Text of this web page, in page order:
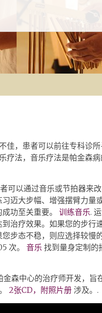
佳，患者可以前往专科诊
疗法，音乐疗法是帕金森病
可以通过音乐或节拍器来
迈大步幅、增强摆臂力量
功至关重要。 训练音乐.
治疗效果。如果您的步行
步态不稳，则应选择较慢
次。 音乐 找到量身定制的
森中心的治疗师开发，旨
2张CD，附照片册 涉及。.